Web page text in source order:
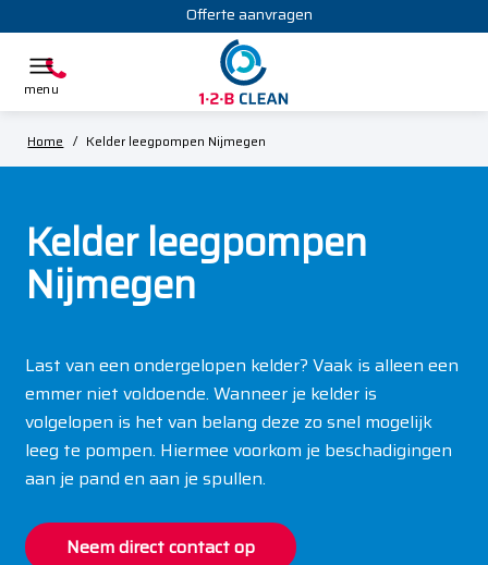
Offerte aanvragen
Home / Kelder leegpompen Nijmegen
Kelder leegpompen
Nijmegen
Last van een ondergelopen kelder? Vaak is alleen een
emmer niet voldoende. Wanneer je kelder is
volgelopen is het van belang deze zo snel mogelijk
leeg te pompen. Hiermee voorkom je beschadigingen
aan je pand en aan je spullen.
Neem direct contact op